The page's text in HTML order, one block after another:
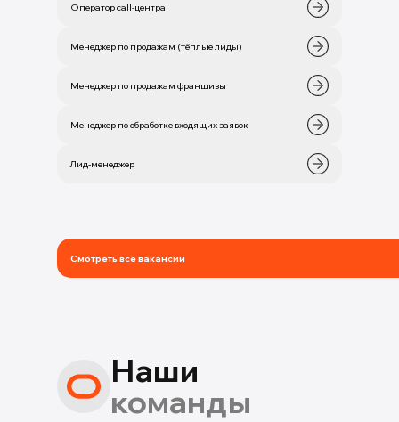
Смотреть все вакансии
Оператор call-центра
Менеджер по продажам (тёплые лиды)
Менеджер по продажам франшизы
Менеджер по обработке входящих заявок
Лид-менеджер
Наши
команды